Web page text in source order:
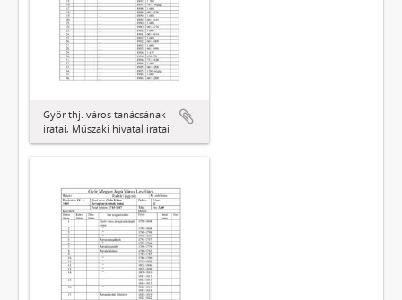
Győr thj. város tanácsának
iratai, Műszaki hivatal iratai